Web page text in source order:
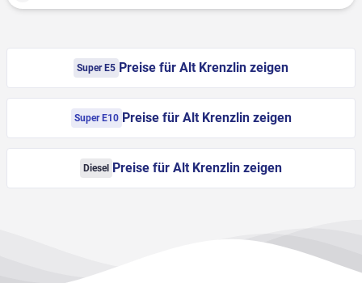
Super E5 Preise für Alt Krenzlin zeigen
Super E10 Preise für Alt Krenzlin zeigen
Diesel Preise für Alt Krenzlin zeigen